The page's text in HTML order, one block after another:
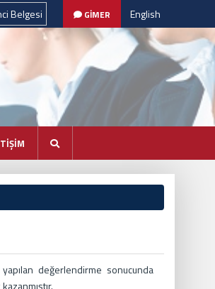
Belgesi GİMER English
değerlendirme sonucunda